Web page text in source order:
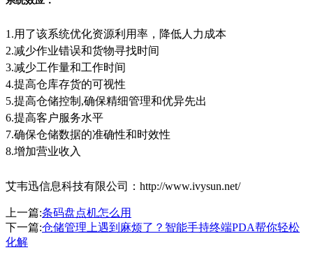
1.用了该系统优化资源利用率，降低人力成本
2.减少作业错误和货物寻找时间
3.减少工作量和工作时间
4.提高仓库存货的可视性
5.提高仓储控制,确保精细管理和优异先出
6.提高客户服务水平
7.确保仓储数据的准确性和时效性
8.增加营业收入
艾韦迅信息科技有限公司： http://www.ivysun.net/
上一篇:条码盘点机怎么用
下一篇:仓储管理上遇到麻烦了？智能手持终端PDA帮你轻松
化解